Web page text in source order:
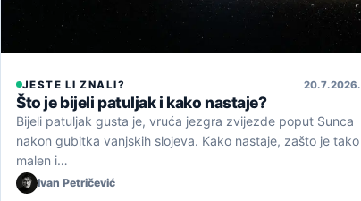
JESTE LI ZNALI? 20. 7. 2026.
Što je bijeli patuljak i kako nastaje?
Bijeli patuljak gusta je, vruća jezgra zvijezde poput Sunca
nakon gubitka vanjskih slojeva. Kako nastaje, zašto je tako
malen i…
Ivan Petričević